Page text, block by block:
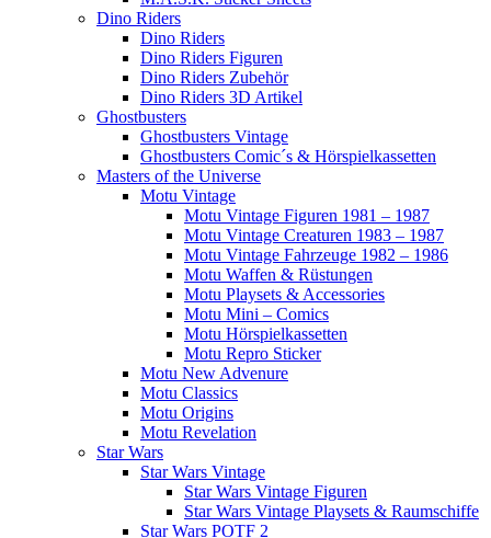
Dino Riders
Dino Riders
Dino Riders Figuren
Dino Riders Zubehör
Dino Riders 3D Artikel
Ghostbusters
Ghostbusters Vintage
Ghostbusters Comic´s & Hörspielkassetten
Masters of the Universe
Motu Vintage
Motu Vintage Figuren 1981 – 1987
Motu Vintage Creaturen 1983 – 1987
Motu Vintage Fahrzeuge 1982 – 1986
Motu Waffen & Rüstungen
Motu Playsets & Accessories
Motu Mini – Comics
Motu Hörspielkassetten
Motu Repro Sticker
Motu New Advenure
Motu Classics
Motu Origins
Motu Revelation
Star Wars
Star Wars Vintage
Star Wars Vintage Figuren
Star Wars Vintage Playsets & Raumschiffe
Star Wars POTF 2